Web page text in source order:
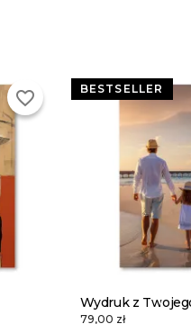
favorite_border
Wydruk z
79,00 zł
BESTSELLER